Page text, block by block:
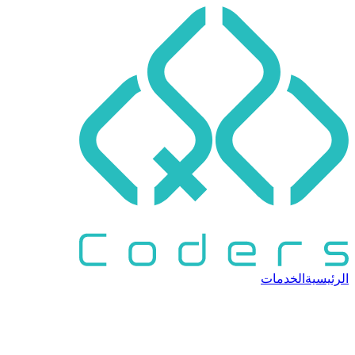
الرئيسية الخدمات